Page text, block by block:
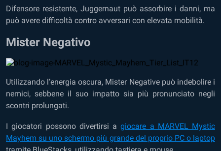
Difensore resistente, Juggernaut può assorbire i danni, ma
può avere difficoltà contro avversari con elevata mobilità.
Mister Negativo
Utilizzando l’energia oscura, Mister Negative può indebolire i
nemici, sebbene il suo impatto sia più pronunciato negli
scontri prolungati.
I giocatori possono divertirsi agiocare a MARVEL Mystic
Mayhem su uno schermo più grande del proprio PC o laptop